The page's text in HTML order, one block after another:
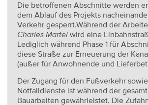
Die betroffenen Abschnitte werden
dem Ablauf des Projekts
Verkehr gesperrt.Während der
Charles Martel wird eine
Lediglich während Phase 1 für
diese Straße zur Erneuerung der
(außer für Anwohnende und
Der Zugang für den Fußverkehr
Notfalldienste ist während der
Bauarbeiten gewährleistet. Die